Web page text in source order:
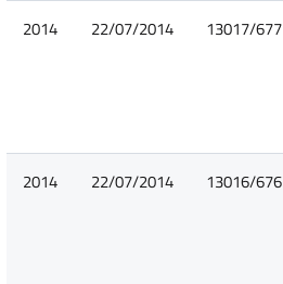
2014 22/07/2014 13017/677
2014 22/07/2014 13016/676